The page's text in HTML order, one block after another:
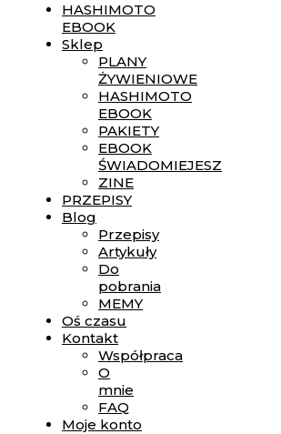
HASHIMOTO
EBOOK
Sklep
PLANY
ŻYWIENIOWE
HASHIMOTO
EBOOK
PAKIETY
EBOOK
ŚWIADOMIEJESZ
ZINE
PRZEPISY
Blog
Przepisy
Artykuły
Do
pobrania
MEMY
Oś czasu
Kontakt
Współpraca
O
mnie
FAQ
Moje konto